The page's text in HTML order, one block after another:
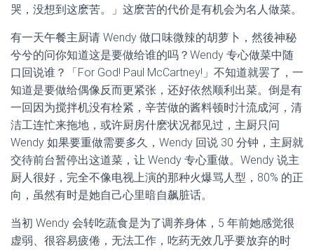
哭，没想到这麽苦。」这麽苦的代价是有机会为名人做菜。
有一天午餐主厨请 Wendy 做口味微辣的胡萝卜，然後神秘
兮兮的问你知道这是要做给谁的吗？Wendy 专心做菜中随
口回说谁？「For God! Paul McCartney!」不知道就罢了，一
知道是要做给偶像反而更紧张，还好依然顺利出菜。倒是有
一回因为搅拌机没有栓紧，辛苦做的酱料顿时汁流成河，清
洁工连忙来拖地，或许厨房什麽状况都见过，主厨只问
Wendy 如果要重做需要多久，Wendy 回说 30 分钟，主厨就
交待前台暂停出这道菜，让 Wendy 专心重做。Wendy 说主
厨人很好，完全不像电视上演的那种火爆骂人型，80% 的正
向，虽然有时是她自己心里暗自飙脏话。
当初 Wendy 会转吃蔬食是为了调养身体，5 年前她感觉很
虚弱、很容易疲倦，无法工作，吃药无效几乎要放弃的时